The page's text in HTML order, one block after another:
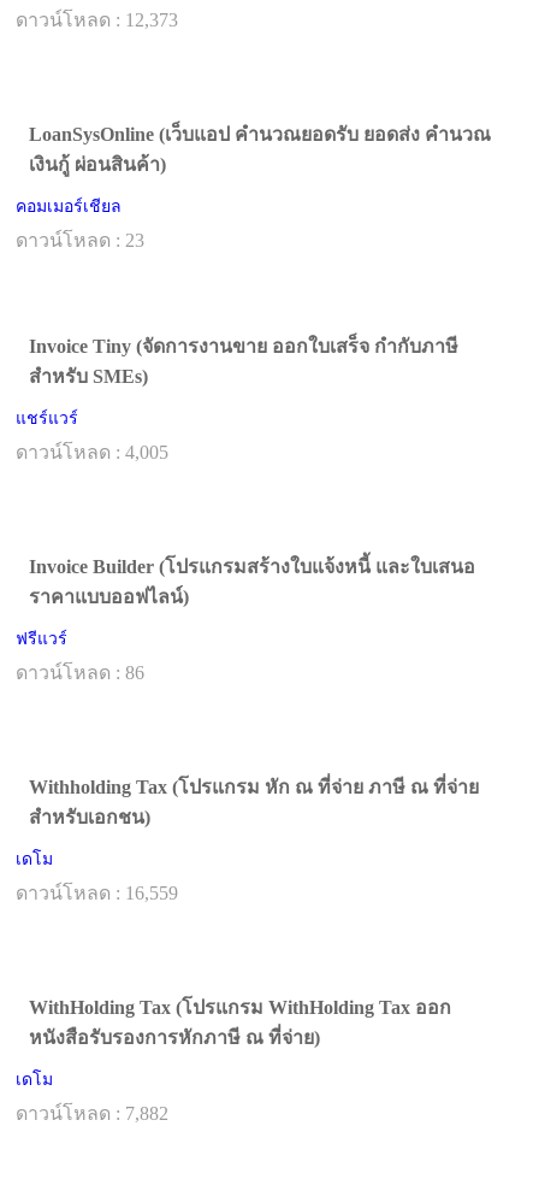
ดาวน์โหลด : 12,373
LoanSysOnline (เว็บแอป คำนวณยอดรับ ยอดส่ง คำนวณ
เงินกู้ ผ่อนสินค้า)
คอมเมอร์เชียล
ดาวน์โหลด : 23
Invoice Tiny (จัดการงานขาย ออกใบเสร็จ กำกับภาษี
สำหรับ SMEs)
แชร์แวร์
ดาวน์โหลด : 4,005
Invoice Builder (โปรแกรมสร้างใบแจ้งหนี้ และใบเสนอ
ราคาแบบออฟไลน์)
ฟรีแวร์
ดาวน์โหลด : 86
Withholding Tax (โปรแกรม หัก ณ ที่จ่าย ภาษี ณ ที่จ่าย
สำหรับเอกชน)
เดโม
ดาวน์โหลด : 16,559
WithHolding Tax (โปรแกรม WithHolding Tax ออก
หนังสือรับรองการหักภาษี ณ ที่จ่าย)
เดโม
ดาวน์โหลด : 7,882